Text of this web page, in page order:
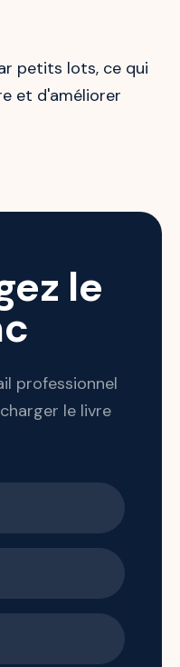
petits lots, ce qui
et d'améliorer
le
professionnel
le livre